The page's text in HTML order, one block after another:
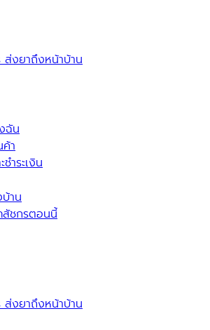
ส่งยาถึงหน้าบ้าน
ฉัน
ค้า
ำระเงิน
าน
สัชกรตอนนี้
ส่งยาถึงหน้าบ้าน